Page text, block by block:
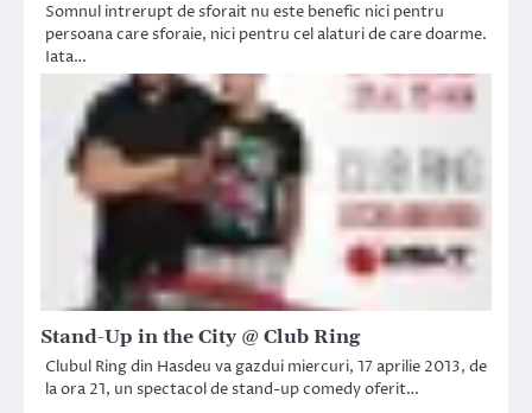
Somnul intrerupt de sforait nu este benefic nici pentru
persoana care sforaie, nici pentru cel alaturi de care doarme.
Iata…
Stand-Up in the City @ Club Ring
Clubul Ring din Hasdeu va gazdui miercuri, 17 aprilie 2013, de
la ora 21, un spectacol de stand-up comedy oferit…